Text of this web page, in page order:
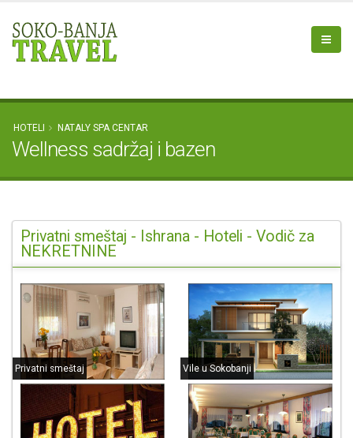
HOTELI NATALY SPA CENTAR
Wellness sadržaj i bazen
Privatni smeštaj - Ishrana - Hoteli - Vodič za
NEKRETNINE
Privatni smeštaj Vile u Sokobanji